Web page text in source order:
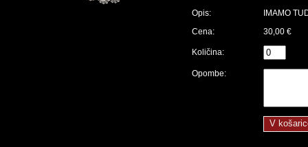
Opis:
IMAMO
Cena:
30,00 €
Količina:
Opombe: